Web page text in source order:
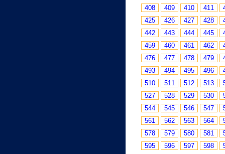
408
409 410 411
425
426 427 428
442
443 444 445
459
460 461 462
476
477 478 479
493
494 495 496
510
511 512 513
527
528 529 530
544
545 546 547
561
562 563 564
578
579 580 581
595
596 597 598